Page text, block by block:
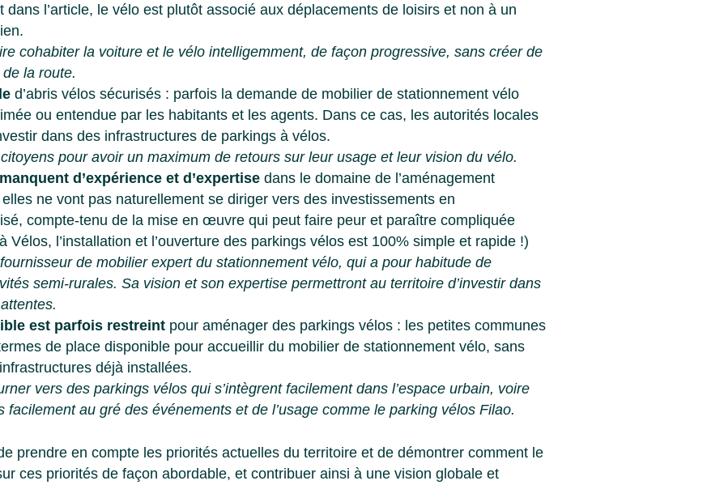
dans l’article, le vélo est plutôt associé aux déplacements de loisirs et non à un
cohabiter la voiture et le vélo intelligemment, de façon progressive, sans créer de
la route.
d’abris vélos sécurisés : parfois la demande de mobilier de stationnement vélo
ou entendue par les habitants et les agents. Dans ce cas, les autorités locales
dans des infrastructures de parkings à vélos.
pour avoir un maximum de retours sur leur usage et leur vision du vélo.
d’expérience et d’expertise dans le domaine de l’aménagement
ne vont pas naturellement se diriger vers des investissements en
compte-tenu de la mise en œuvre qui peut faire peur et paraître compliquée
Vélos, l’installation et l’ouverture des parkings vélos est 100% simple et rapide !)
fournisseur de mobilier expert du stationnement vélo, qui a pour habitude de
semi-rurales. Sa vision et son expertise permettront au territoire d’investir dans
est parfois restreint pour aménager des parkings vélos : les petites communes
de place disponible pour accueillir du mobilier de stationnement vélo, sans
déjà installées.
vers des parkings vélos qui s’intègrent facilement dans l’espace urbain, voire
facilement au gré des événements et de l’usage comme le parking vélos Filao.
prendre en compte les priorités actuelles du territoire et de démontrer comment le
ces priorités de façon abordable, et contribuer ainsi à une vision globale et